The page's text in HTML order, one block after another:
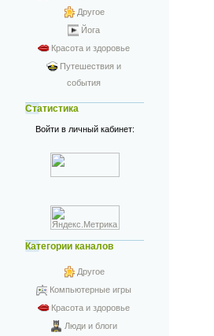
Другое
Йога
Красота и здоровье
Путешествия и
события
Статистика
Войти в личный кабинет:
Категории каналов
Другое
Компьютерные игры
Красота и здоровье
Люди и блоги